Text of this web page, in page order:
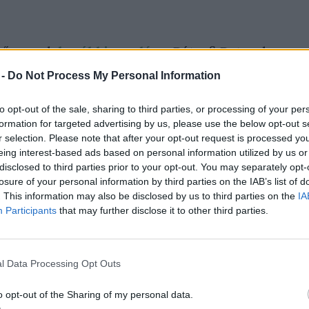
Do Not Process My Personal Information
opt-out of the sale, sharing to third parties, or processing of your
for targeted advertising by us, please use the below opt-out
selection. Please note that after your opt-out request is processed
interest-based ads based on personal information utilized by us
to third parties prior to your opt-out. You may separately
of your personal information by third parties on the IAB’s list of
This information may also be disclosed by us to third parties on the
Participants that may further disclose it to other third parties.
Data Processing Opt Outs
opt-out of the Sharing of my personal data.
korábbi vendége, Bátorfi Botond, a
forgó energiafelhasználáshoz 2021-ben
dioxid-kibocsátás társult. Hogy
számot: a repüléshez kapcsolódó éves
körül alakul. Szintén érdekes, hogy a
épp megelőzikGörögország
épp valamivel maradnak le a világ
olajipari vállalat kibocsátása mögött.
az adatok mindössze egyetlen, igaz a
a bitcoinhoz kapcsolódnak. Ezzel együtt az
hiteles forrásokból származnak,
eltérő adat is napvilágot lát a